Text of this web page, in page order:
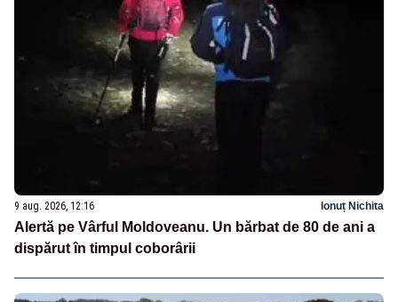
9 aug. 2026, 12:16 Ionuț Nichita
Alertă pe Vârful Moldoveanu. Un bărbat de 80 de ani a
dispărut în timpul coborârii